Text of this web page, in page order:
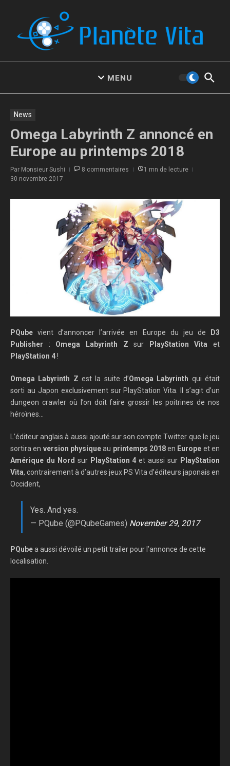
MENU
News
Omega Labyrinth Z annoncé en
Europe au printemps 2018
Par Monsieur Sushi 8 commentaires
1 mn de lecture
30 novembre 2017
PQube vient d’annoncer l’arrivée en Europe du jeu de
D3
Publisher : Omega Labyrinth Z sur PlayStation Vita et
PlayStation 4!
Omega Labyrinth Z est la suite d’Omega Labyrinth qui était
sorti au Japon exclusivement sur PlayStation Vita. Il s’agit d’un
dungeon crawler où l’on doit faire grossir les poitrines de nos
héroïnes…
L’éditeur anglais à aussi ajouté sur son compte Twitter que le jeu
sortira en version physiqueau printemps 2018en Europe et en
Amérique du Nord sur PlayStation 4 et aussi sur PlayStation
Vita, contrairement à d’autres jeux PS Vita d’éditeurs japonais en
Occident,
Yes. And yes.
— PQube (@PQubeGames) November 29, 2017
PQubea aussi dévoilé un petit trailer pour l’annonce de cette
localisation.